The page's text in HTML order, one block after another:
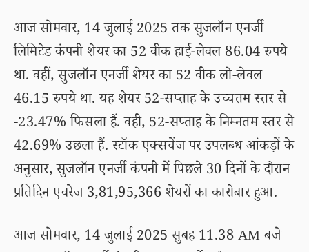
आज सोमवार, 14 जुलाई 2025 तक सुजलॉन एनर्जी
लिमिटेड कंपनी शेयर का 52 वीक हाई-लेवल 86.04 रुपये
था. वहीं, सुजलॉन एनर्जी शेयर का 52 वीक लो-लेवल
46.15 रुपये था. यह शेयर 52-सप्ताह के उच्चतम स्तर से
-23.47% फिसला हैं. वही, 52-सप्ताह के निम्नतम स्तर से
42.69% उछला हैं. स्टॉक एक्सचेंज पर उपलब्ध आंकड़ों के
अनुसार, सुजलॉन एनर्जी कंपनी में पिछले 30 दिनों के दौरान
प्रतिदिन एवरेज 3,81,95,366 शेयरों का कारोबार हुआ.
आज सोमवार, 14 जुलाई 2025 सुबह 11.38 AM बजे